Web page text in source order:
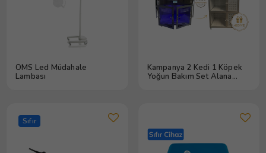
ÖMS Led Müdahale
Lambası
Kampanya 2 Kedi 1 Köpek
Yoğun Bakım Set Alana
Sıfır